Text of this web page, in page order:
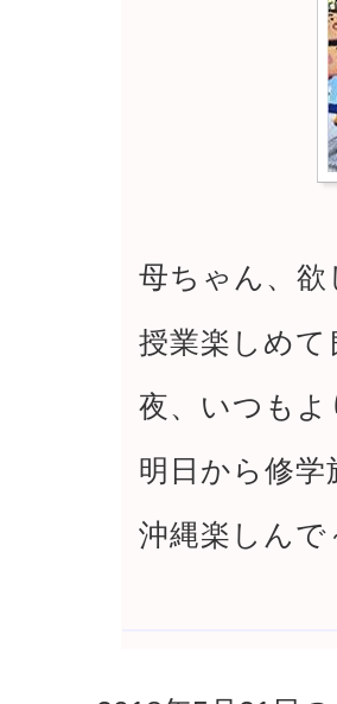
母ちゃん、
授業楽しめ
夜、いつも
明日から修学
沖縄楽しんで